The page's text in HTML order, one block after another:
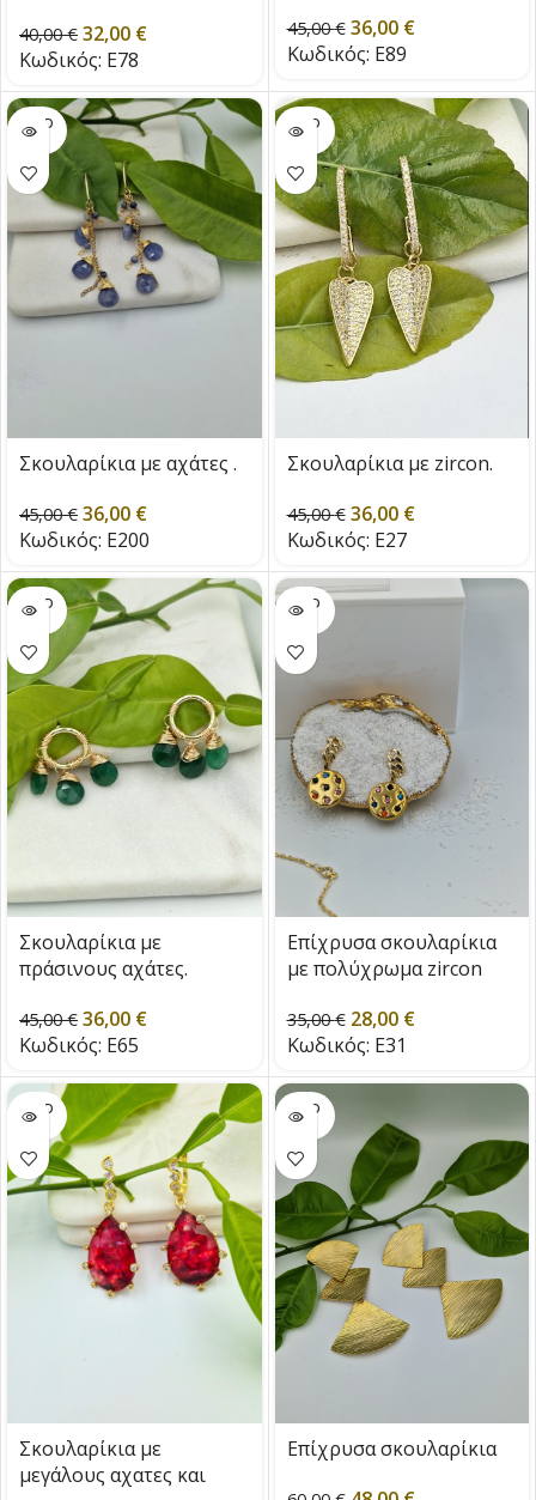
40,00€ 32,00 €
Κωδικός: E78
45,00€ 36,00 €
Κωδικός: E89
SOLD
OUT
Σκουλαρίκια με αχάτες .
45,00€ 36,00 €
Κωδικός: E200
SOLD
OUT
Σκουλαρίκια με zircon.
45,00€ 36,00 €
Κωδικός: E27
SOLD
OUT
Σκουλαρίκια με
πράσινους αχάτες.
45,00€ 36,00 €
Κωδικός: E65
SOLD
OUT
Επίχρυσα σκουλαρίκια
με πολύχρωμα zircon
35,00€ 28,00 €
Κωδικός: E31
SOLD
OUT
Σκουλαρίκια με
μεγάλους αχατες και
SOLD
OUT
Επίχρυσα σκουλαρίκια